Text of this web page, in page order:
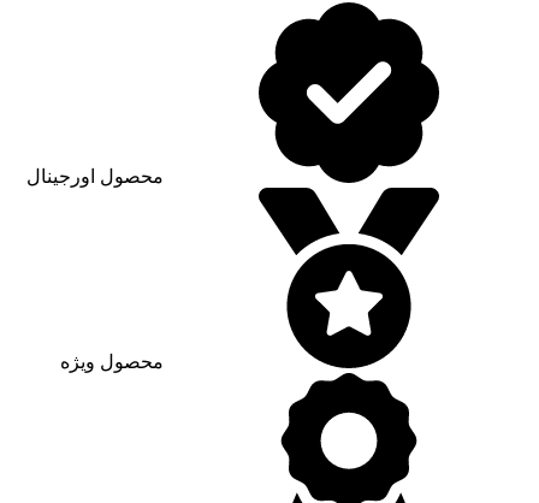
محصول اورجینال
محصول ویژه